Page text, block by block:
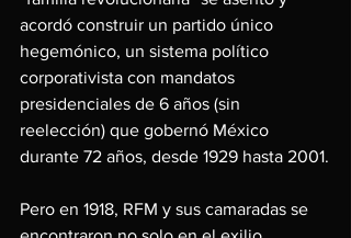
acordó construir un partido único
hegemónico, un sistema político
corporativista con mandatos
presidenciales de 6 años (sin
reelección) que gobernó México
durante 72 años, desde 1929 hasta 2001.
Pero en 1918, RFM y sus camaradas se